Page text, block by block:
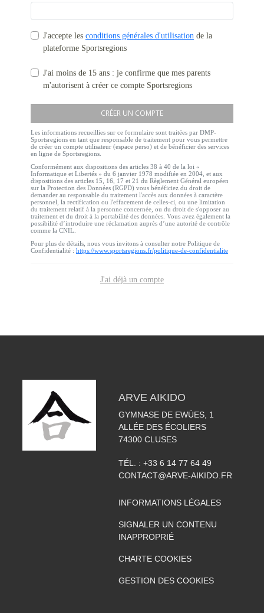
J'accepte les conditions générales d'utilisation de la
plateforme Sportsregions
J'ai moins de 15 ans : je confirme que mes parents
m'autorisent à créer ce compte Sportsregions
CRÉER UN COMPTE
Les informations recueillies sur ce formulaire sont traitées par DMP-
Sportsregions en tant que responsable de traitement pour vous permettre
de créer un compte utilisateur (espace perso) et de bénéficier des services
en ligne de Sportsregions.
Conformément aux dispositions des articles 38 à 40 de la loi «
Informatique et Libertés » du 6 janvier 1978 modifiée en 2004, et aux
dispositions des articles 15, 16, 17 et 21 du Règlement Général européen
sur la Protection des Données (RGPD) vous bénéficiez du droit de
demander au responsable du traitement l'accès aux données à caractère
personnel, la rectification ou l'effacement de celles-ci, ou une limitation
du traitement relatif à la personne concernée, ou du droit de s'opposer au
traitement et du droit à la portabilité des données. Vous avez également la
possibilité d’introduire une réclamation auprès d’une autorité de contrôle
comme la CNIL.
Pour plus de détails, nous vous invitons à consulter notre Politique de
Confidentialité : https://www.sportsregions.fr/politique-de-confidentialite
J'ai déjà un compte
ARVE AIKIDO
GYMNASE DE EWÜES, 1
ALLÉE DES ÉCOLIERS
74300 CLUSES
TÉL. : +33 6 14 77 64 49
CONTACT@ARVE-AIKIDO.FR
INFORMATIONS LÉGALES
SIGNALER UN CONTENU
INAPPROPRIÉ
CHARTE COOKIES
GESTION DES COOKIES